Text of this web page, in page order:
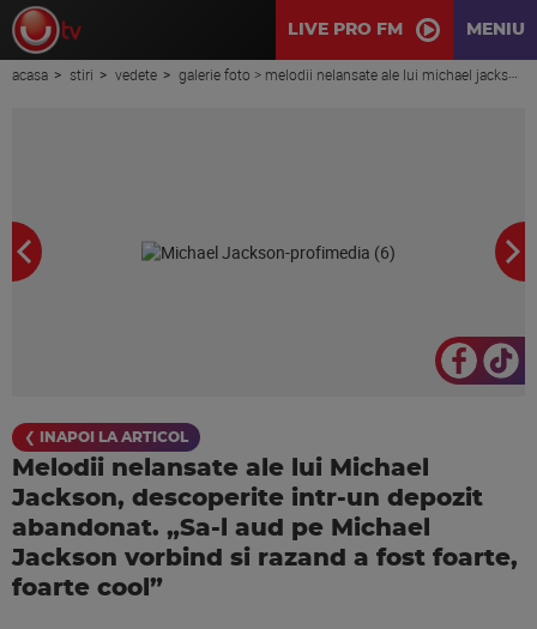
LIVE PRO FM MENIU
acasa stiri vedete galerie foto > melodii nelansate ale lui michael jackson, descoperite intr-un depozit abandonat. „sa-l aud pe michael jackson vorbind si razand a fost foarte, foarte cool”
❮ INAPOI LA ARTICOL
Melodii nelansate ale lui Michael
Jackson, descoperite intr-un depozit
abandonat. „Sa-l aud pe Michael
Jackson vorbind si razand a fost foarte,
foarte cool”